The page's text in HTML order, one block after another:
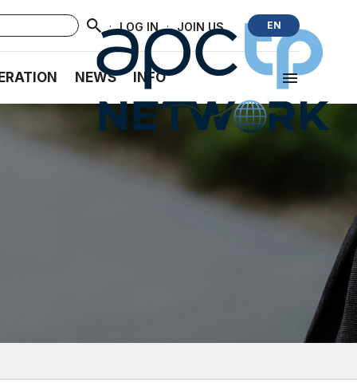
· LOG IN · JOIN US EN
NEWS INFO